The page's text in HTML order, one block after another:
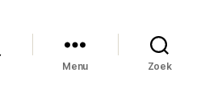
Menu Zoek